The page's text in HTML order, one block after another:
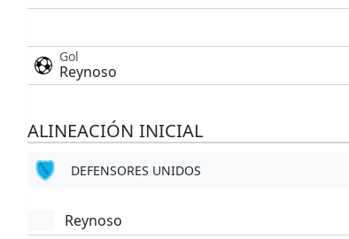
Gol
Reynoso
ALINEACIÓN INICIAL
DEFENSORES UNIDOS
Reynoso